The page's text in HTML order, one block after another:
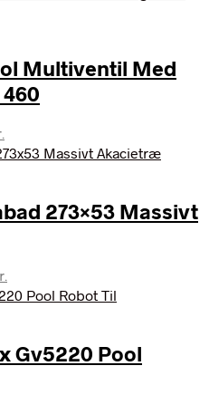
Multiventil Med
aktuelle
1.389,00 kr..273×53 Massivt
aktuelle
4.499,00 kr..
Gv5220 Pool